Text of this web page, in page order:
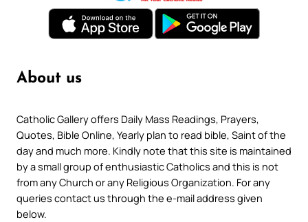
About us
Catholic Gallery offers Daily Mass Readings, Prayers,
Quotes, Bible Online, Yearly plan to read bible, Saint of the
day and much more. Kindly note that this site is maintained
by a small group of enthusiastic Catholics and this is not
from any Church or any Religious Organization. For any
queries contact us through the e-mail address given
below.